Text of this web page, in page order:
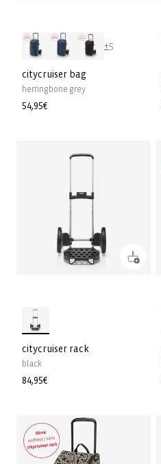
+5
citycruiser bag
herringbone grey
Normaler
54,95€
citycruiser rack
black
Normaler
84,95€